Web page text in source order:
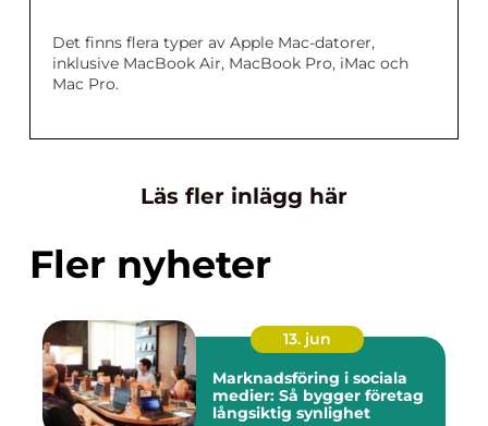
Det finns flera typer av Apple Mac-datorer,
inklusive MacBook Air, MacBook Pro, iMac och
Mac Pro.
Läs fler inlägg här
Fler nyheter
13. jun
Marknadsföring i sociala
medier: Så bygger företag
långsiktig synlighet